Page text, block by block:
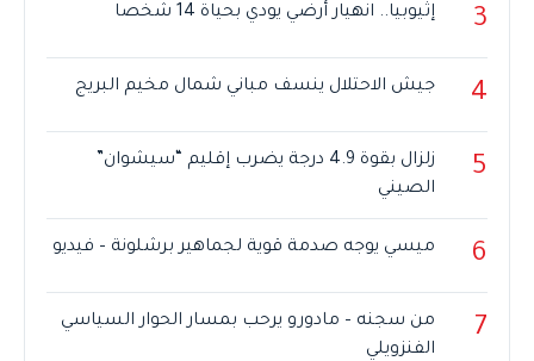
3 إثيوبيا.. انهيار أرضي يودي بحياة 14 شخصا
4 جيش الاحتلال ينسف مباني شمال مخيم البريج
5
زلزال بقوة 4.9 درجة يضرب إقليم “سيشوان”
الصيني
6 ميسي يوجه صدمة قوية لجماهير برشلونة – فيديو
7
من سجنه – مادورو يرحب بمسار الحوار السياسي
الفنزويلي